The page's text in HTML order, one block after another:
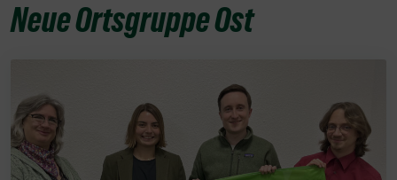
Neue Ortsgruppe Ost